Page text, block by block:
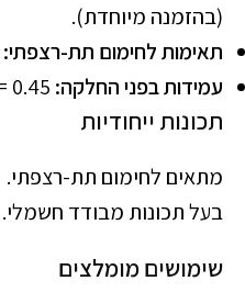
(בהזמנה מיוחדת).
תאימות לחימום תת-רצפתי:
עמידות בפני החלקה:
תכונות ייחודיות
מתאים לחימום תת-רצפתי.
בעל תכונות מבודד חשמלי.
שימושים מומלצים